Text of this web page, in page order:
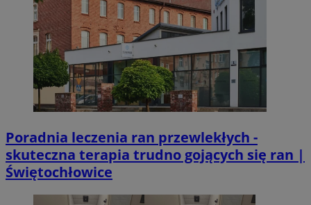
Poradnia leczenia ran przewlekłych -
skuteczna terapia trudno gojących się ran |
Świętochłowice